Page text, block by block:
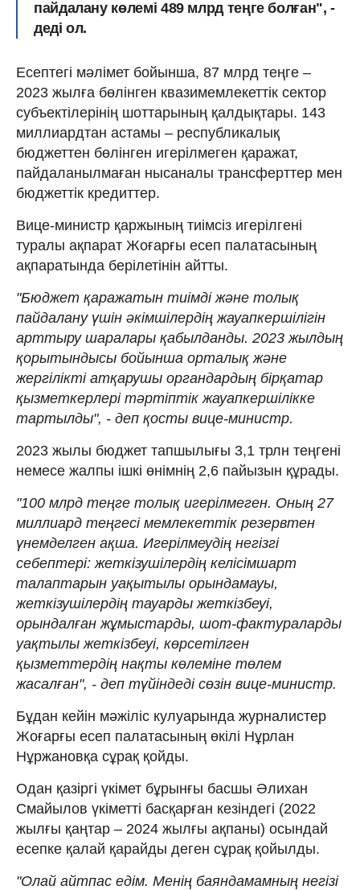
пайдалану көлемі 489 млрд теңге болған", -
деді ол.
Есептегі мәлімет бойынша, 87 млрд теңге –
2023 жылға бөлінген квазимемлекеттік сектор
субъектілерінің шоттарының қалдықтары. 143
миллиардтан астамы – республикалық
бюджеттен бөлінген игерілмеген қаражат,
пайдаланылмаған нысаналы трансферттер мен
бюджеттік кредиттер.
Вице-министр қаржының тиімсіз игерілгені
туралы ақпарат Жоғарғы есеп палатасының
ақпаратында берілетінін айтты.
"Бюджет қаражатын тиімді және толық
пайдалану үшін әкімшілердің жауапкершілігін
арттыру шаралары қабылданды. 2023 жылдың
қорытындысы бойынша орталық және
жергілікті атқарушы органдардың бірқатар
қызметкерлері тәртіптік жауапкершілікке
тартылды", - деп қосты вице-министр.
2023 жылы бюджет тапшылығы 3,1 трлн теңгені
немесе жалпы ішкі өнімнің 2,6 пайызын құрады.
"100 млрд теңге толық игерілмеген. Оның 27
миллиард теңгесі мемлекеттік резервтен
үнемделген ақша. Игерілмеудің негізгі
себептері: жеткізушілердің келісімшарт
талаптарын уақытылы орындамауы,
жеткізушілердің тауарды жеткізбеуі,
орындалған жұмыстарды, шот-фактураларды
уақтылы жеткізбеуі, көрсетілген
қызметтердің нақты көлеміне төлем
жасалған", - деп түйіндеді сөзін вице-министр.
Бұдан кейін мәжіліс кулуарында журналистер
Жоғарғы есеп палатасының өкілі Нұрлан
Нұржановқа сұрақ қойды.
Одан қазіргі үкімет бұрынғы басшы Әлихан
Смайылов үкіметті басқарған кезіндегі (2022
жылғы қаңтар – 2024 жылғы ақпаны) осындай
есепке қалай қарайды деген сұрақ қойылды.
"Олай айтпас едім. Менің баяндамамның негізі